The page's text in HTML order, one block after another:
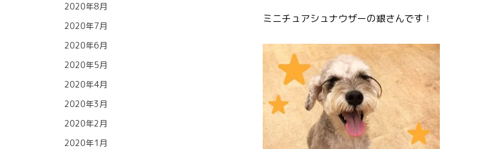
ミニチュアシュナウザーの銀さんです！
2020年8月
2020年7月
2020年6月
2020年5月
2020年4月
2020年3月
2020年2月
2020年1月